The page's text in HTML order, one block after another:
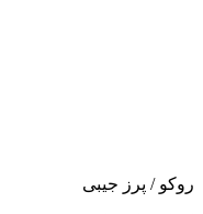
روکو / پرز جیبی